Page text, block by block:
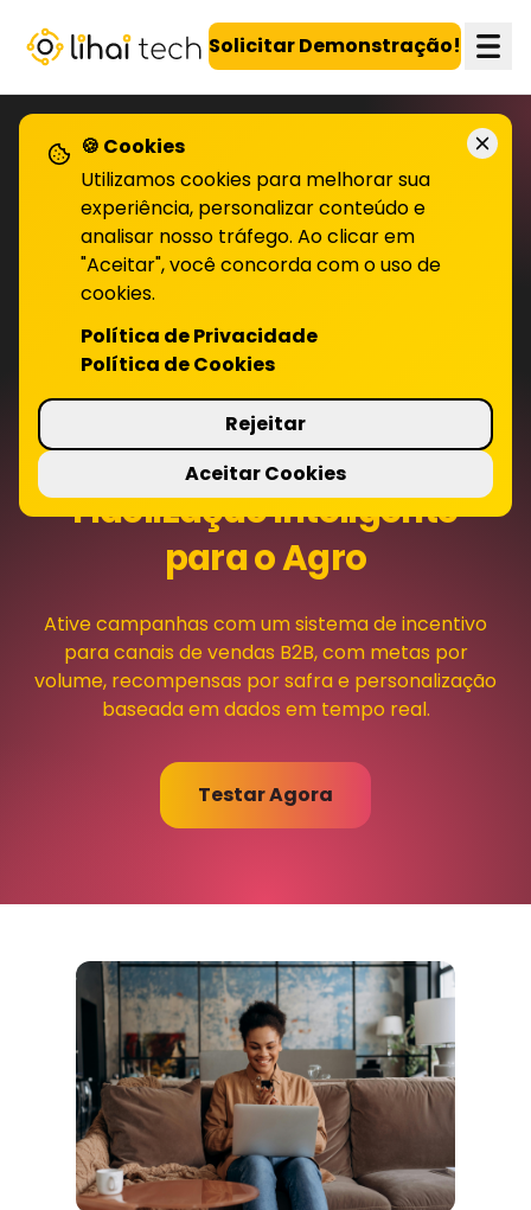
LiHai - Página inicial Solicitar Demonstração!
Fidelização inteligente
para o Agro
Ative campanhas com um sistema de incentivo
para canais de vendas B2B, com metas por
volume, recompensas por safra e personalização
baseada em dados em tempo real.
Testar Agora
🍪 Cookies
Utilizamos cookies para melhorar sua
experiência, personalizar conteúdo e
analisar nosso tráfego. Ao clicar em
"Aceitar", você concorda com o uso de
cookies.
Política de Privacidade
Política de Cookies
Rejeitar
Aceitar Cookies